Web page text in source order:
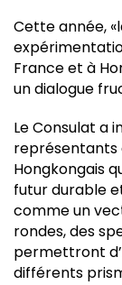
Cette année,
France et à
un dialogue
Le Consulat a
représentants
Hongkongais
futur durable
comme un
rondes, des
permettront
différents